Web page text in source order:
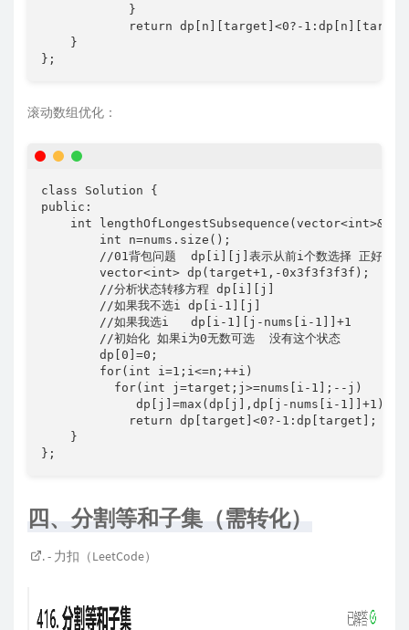
            }
return dp[n][target]<0?-
    }
};
滚动数组优化：
class Solution {
public:
int lengthOfLongestSubsequence(vector<int>&
        int n=nums.size();
//01背包问题  dp[i][j]表示从前i个数选择 正好凑成
        vector<int> dp(target+1,-0x3f3f3f3f);
        //分析状态转移方程 dp[i][j]
        //如果我不选i dp[i-1][j]
        //如果我选i   dp[i-1][j-nums[i-1]]+1
        //初始化 如果i为0无数可选  没有这个状态
        dp[0]=0;
        for(int i=1;i<=n;++i)
          for(int j=target;j>=nums[i-1];--j)
             dp[j]=max(dp[j],dp[j-nums[i-1]]+1);
            return dp[target]<0?-1:dp[target];
    }
};
四、分割等和子集（需转化）
. - 力扣（LeetCode）